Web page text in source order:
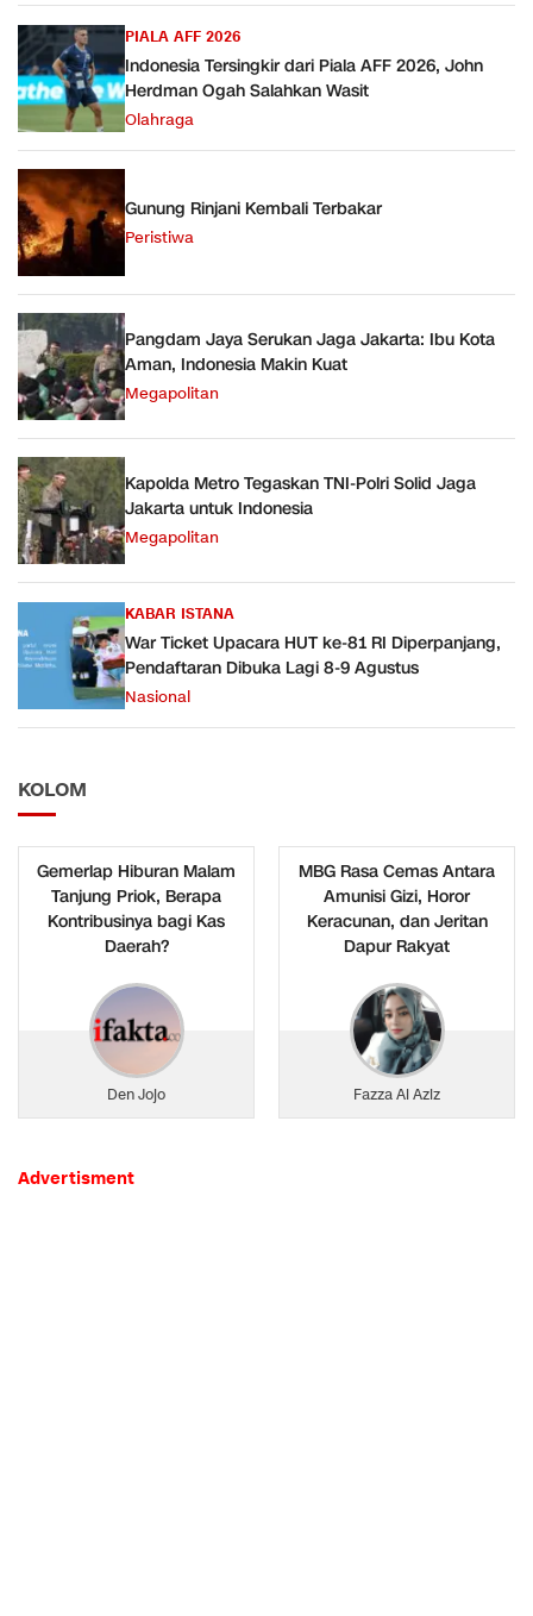
PIALA AFF 2026
Indonesia Tersingkir dari Piala AFF 2026, John
Herdman Ogah Salahkan Wasit
Olahraga
Gunung Rinjani Kembali Terbakar
Peristiwa
Pangdam Jaya Serukan Jaga Jakarta: Ibu Kota
Aman, Indonesia Makin Kuat
Megapolitan
Kapolda Metro Tegaskan TNI-Polri Solid Jaga
Jakarta untuk Indonesia
Megapolitan
KABAR ISTANA
War Ticket Upacara HUT ke-81 RI Diperpanjang,
Pendaftaran Dibuka Lagi 8-9 Agustus
Nasional
KOLOM
Gemerlap Hiburan Malam
Tanjung Priok, Berapa
Kontribusinya bagi Kas
Daerah?
Den Jojo
MBG Rasa Cemas Antara
Amunisi Gizi, Horor
Keracunan, dan Jeritan
Dapur Rakyat
Fazza Al Aziz
Advertisment